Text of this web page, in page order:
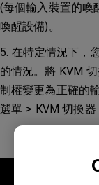
(每個輸入裝置的喚
喚醒設備)。
5. 在特定情況下，
的情況。將 KVM
制權變更為正確的
選單 > KVM 切換器